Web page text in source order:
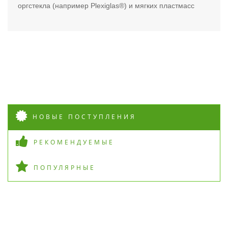
оргстекла (например Plexiglas®) и мягких пластмасс
НОВЫЕ ПОСТУПЛЕНИЯ
РЕКОМЕНДУЕМЫЕ
ПОПУЛЯРНЫЕ